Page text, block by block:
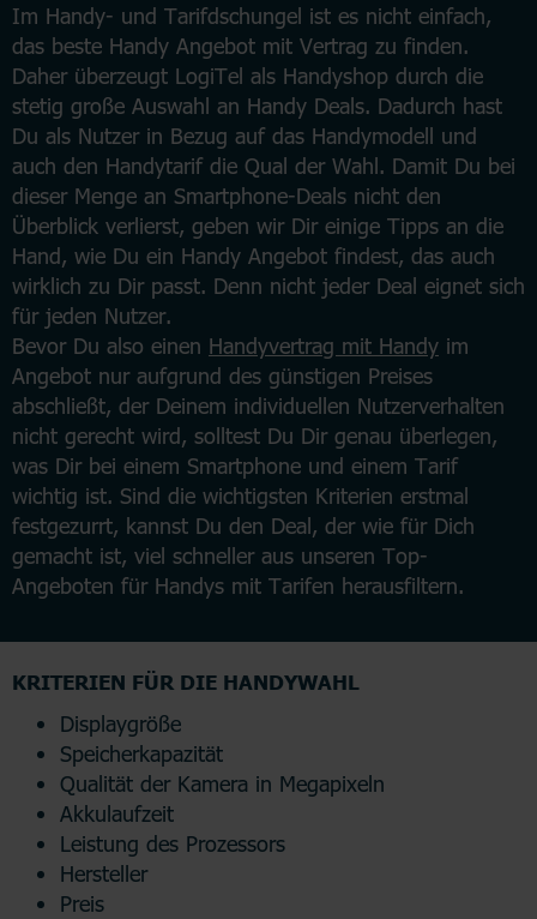
Im Handy- und Tarifdschungel ist es nicht einfach,
das beste Handy Angebot mit Vertrag zu finden.
Daher überzeugt LogiTel als Handyshop durch die
stetig große Auswahl an Handy Deals. Dadurch hast
Du als Nutzer in Bezug auf das Handymodell und
auch den Handytarif die Qual der Wahl. Damit Du bei
dieser Menge an Smartphone-Deals nicht den
Überblick verlierst, geben wir Dir einige Tipps an die
Hand, wie Du ein Handy Angebot findest, das auch
wirklich zu Dir passt. Denn nicht jeder Deal eignet sich
für jeden Nutzer.
Bevor Du also einen Handyvertrag mit Handy im
Angebot nur aufgrund des günstigen Preises
abschließt, der Deinem individuellen Nutzerverhalten
nicht gerecht wird, solltest Du Dir genau überlegen,
was Dir bei einem Smartphone und einem Tarif
wichtig ist. Sind die wichtigsten Kriterien erstmal
festgezurrt, kannst Du den Deal, der wie für Dich
gemacht ist, viel schneller aus unseren Top-
Angeboten für Handys mit Tarifen herausfiltern.
KRITERIEN FÜR DIE HANDYWAHL
Displaygröße
Speicherkapazität
Qualität der Kamera in Megapixeln
Akkulaufzeit
Leistung des Prozessors
Hersteller
Preis